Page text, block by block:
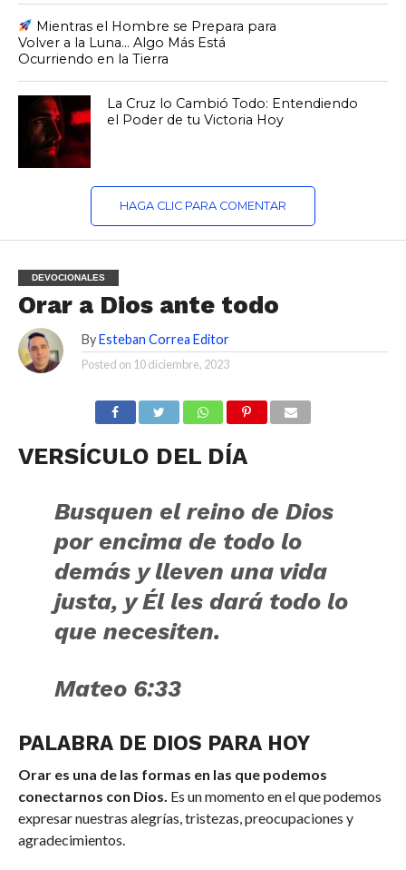
Mientras el Hombre se Prepara para
Volver a la Luna… Algo Más Está
Ocurriendo en la Tierra
La Cruz lo Cambió Todo: Entendiendo
el Poder de tu Victoria Hoy
HAGA CLIC PARA COMENTAR
DEVOCIONALES
Orar a Dios ante todo
By Esteban Correa Editor
Posted on 10 diciembre, 2023
VERSÍCULO DEL DÍA
Busquen el reino de Dios
por encima de todo lo
demás y lleven una vida
justa, y Él les dará todo lo
que necesiten.
Mateo 6:33
PALABRA DE DIOS PARA HOY
Orar es una de las formas en las que podemos
conectarnos con Dios. Es un momento en el que podemos
expresar nuestras alegrías, tristezas, preocupaciones y
agradecimientos.